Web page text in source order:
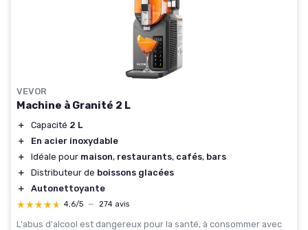
VEVOR
Machine à Granité 2 L
＋ Capacité 2 L
＋
En acier inoxydable
＋
Idéale pour maison, restaurants, cafés, bars
＋
Distributeur de boissons glacées
＋
Autonettoyante
★★★★★
★★★★★ 4,6/5 — 274 avis
L'abus d'alcool est dangereux pour la santé, à consommer avec